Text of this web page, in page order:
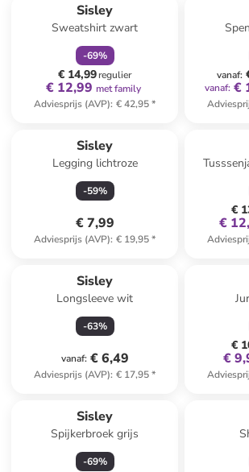
Sisley
Sweatshirt zwart
-69%
€ 14,99regulier
€ 12,99 met family
Adviesprijs (AVP): € 42,95*
vanaf:
vanaf: €
Sisley
Legging lichtroze
-59%
€ 7,99
Adviesprijs (AVP): € 19,95*
€
€
Sisley
Longsleeve wit
-63%
vanaf: € 6,49
Adviesprijs (AVP): € 17,95*
€
€
Sisley
Spijkerbroek grijs
-69%